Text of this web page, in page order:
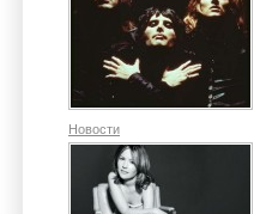
Новости